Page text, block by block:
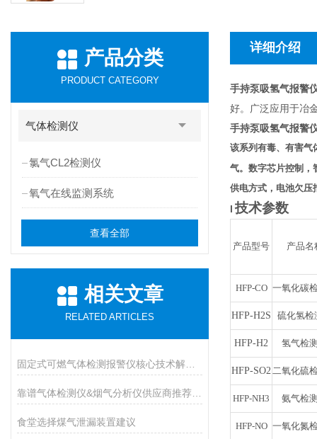
产品分类
PRODUCT CATEGORY
气体检测仪
氯气CL2检测仪
氧气在线监测系统
查看全部
相关文章
RELATED ARTICLES
食堂选择煤气泄漏装置建议
详细介绍
手持泵吸氢气报警
好。广泛应用于冶
手持泵吸氢气报警
该系列有毒、有害气
气。数字芯片控制，
供电方式，电池欠压
l 技术参数
产品型号 产品名
HFP-CO 一氧化碳
HFP-H2S 硫化氢检
HFP-H2 氢气检
HFP-SO2二氧化硫
HFP-NH3 氨气检
HFP-NO 一氧化氮